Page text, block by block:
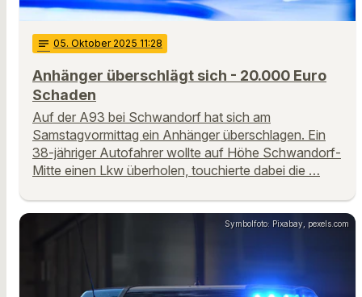
notes 05. Oktober 2025 11:28
Anhänger überschlägt sich - 20.000 Euro
Schaden
Auf der A93 bei Schwandorf hat sich am
Samstagvormittag ein Anhänger überschlagen. Ein
38-jähriger Autofahrer wollte auf Höhe Schwandorf-
Mitte einen Lkw überholen, touchierte dabei die …
Symbolfoto: Pixabay, pexels.com